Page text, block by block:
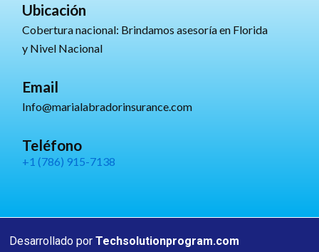
Ubicación
Cobertura nacional: Brindamos asesoría en Florida
y Nivel Nacional
Email
Info@marialabradorinsurance.com
Teléfono
+1 (786) 915-7138
Desarrollado por Techsolutionprogram.com